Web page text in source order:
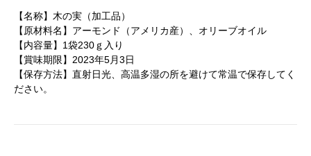
【名称】木の実（加工品）
【原材料名】アーモンド（アメリカ産）、オリーブオイル
【内容量】1袋230ｇ入り
【賞味期限】2023年5月3日
【保存方法】直射日光、高温多湿の所を避けて常温で保存してく
ださい。